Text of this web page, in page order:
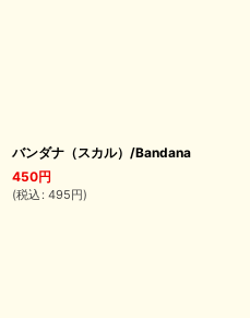
バンダナ（スカル）/Bandana
450円
(税込 : 495円)